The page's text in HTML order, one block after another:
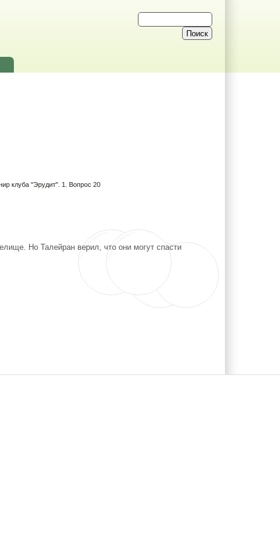
клуба "Эрудит". 1. Вопрос 20
Но Талейран верил, что они могут спасти